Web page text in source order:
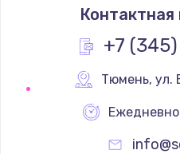
Замена
+7
Тюмень, ул.